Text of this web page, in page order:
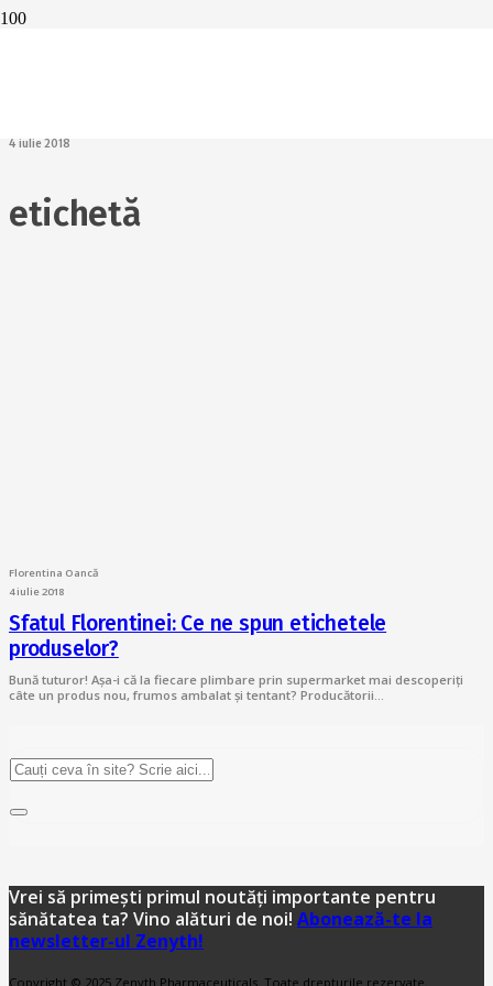
4 iulie 2018
etichetă
Florentina Oancă
4 iulie 2018
Sfatul Florentinei: Ce ne spun etichetele
produselor?
Bună tuturor! Așa-i că la fiecare plimbare prin supermarket mai descoperiți
câte un produs nou, frumos ambalat și tentant? Producătorii…
Vrei să primești primul noutăți importante pentru
sănătatea ta? Vino alături de noi! Abonează-te la
newsletter-ul Zenyth!
Copyright © 2025 Zenyth Pharmaceuticals. Toate drepturile rezervate.